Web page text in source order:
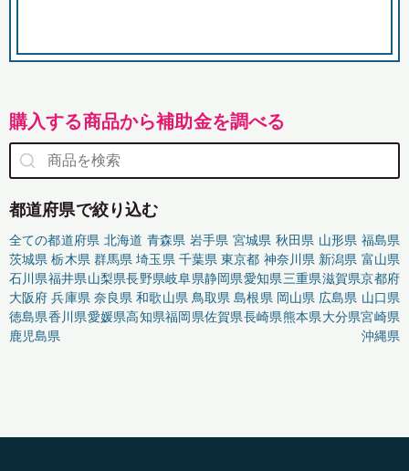
購入する商品から補助金を調べる
都道府県で絞り込む
全ての都道府県 北海道 青森県 岩手県 宮城県 秋田県 山形県 福島県
茨城県 栃木県 群馬県 埼玉県 千葉県 東京都 神奈川県 新潟県 富山県
石川県福井県山梨県長野県岐阜県静岡県愛知県三重県滋賀県京都府
大阪府 兵庫県 奈良県 和歌山県 鳥取県 島根県 岡山県 広島県 山口県
徳島県香川県愛媛県高知県福岡県佐賀県長崎県熊本県大分県宮崎県
鹿児島県
沖縄県